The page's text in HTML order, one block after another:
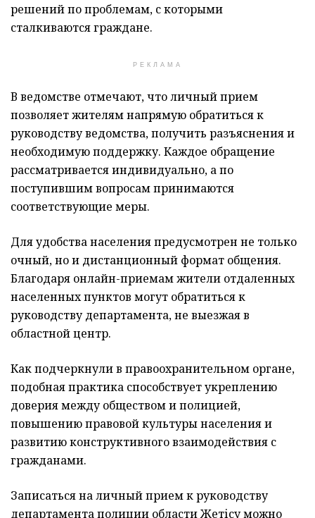
решений по проблемам, с которыми
сталкиваются граждане.
РЕКЛАМА
В ведомстве отмечают, что личный прием
позволяет жителям напрямую обратиться к
руководству ведомства, получить разъяснения и
необходимую поддержку. Каждое обращение
рассматривается индивидуально, а по
поступившим вопросам принимаются
соответствующие меры.
Для удобства населения предусмотрен не только
очный, но и дистанционный формат общения.
Благодаря онлайн-приемам жители отдаленных
населенных пунктов могут обратиться к
руководству департамента, не выезжая в
областной центр.
Как подчеркнули в правоохранительном органе,
подобная практика способствует укреплению
доверия между обществом и полицией,
повышению правовой культуры населения и
развитию конструктивного взаимодействия с
гражданами.
Записаться на личный прием к руководству
департамента полиции области Жетісу можно